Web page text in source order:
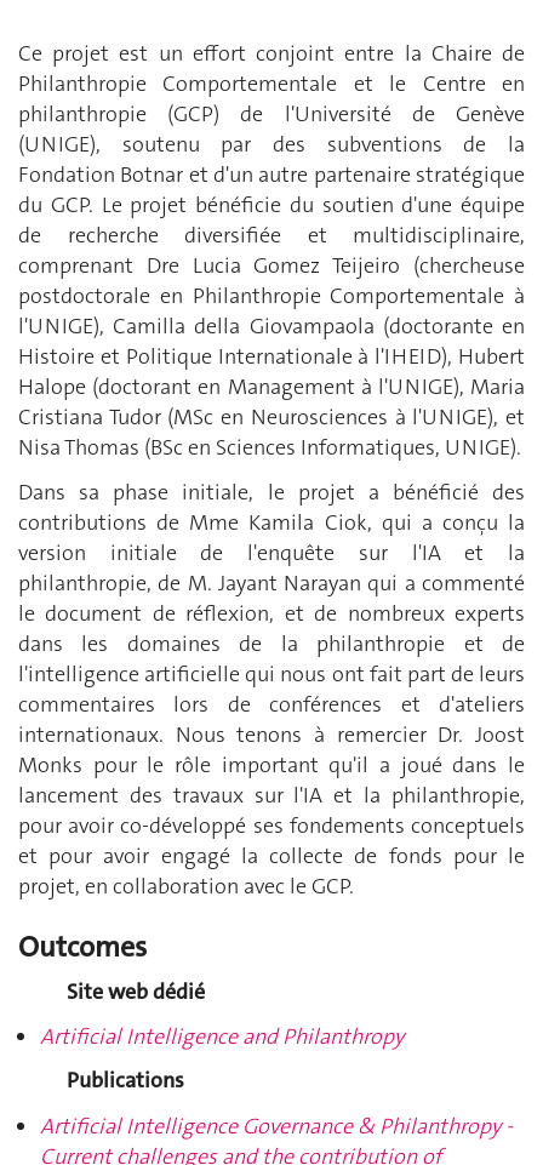
Ce projet est un effort conjoint entre la Chaire de
Philanthropie Comportementale et le Centre en
philanthropie (GCP) de l'Université de Genève
(UNIGE), soutenu par des subventions de la
Fondation Botnar et d'un autre partenaire stratégique
du GCP. Le projet bénéficie du soutien d'une équipe
de recherche diversifiée et multidisciplinaire,
comprenant Dre Lucia Gomez Teijeiro (chercheuse
postdoctorale en Philanthropie Comportementale à
l'UNIGE), Camilla della Giovampaola (doctorante en
Histoire et Politique Internationale à l'IHEID), Hubert
Halope (doctorant en Management à l'UNIGE), Maria
Cristiana Tudor (MSc en Neurosciences à l'UNIGE), et
Nisa Thomas (BSc en Sciences Informatiques, UNIGE).
Dans sa phase initiale, le projet a bénéficié des
contributions de Mme Kamila Ciok, qui a conçu la
version initiale de l'enquête sur l'IA et la
philanthropie, de M. Jayant Narayan qui a commenté
le document de réflexion, et de nombreux experts
dans les domaines de la philanthropie et de
l'intelligence artificielle qui nous ont fait part de leurs
commentaires lors de conférences et d'ateliers
internationaux. Nous tenons à remercier Dr. Joost
Monks pour le rôle important qu'il a joué dans le
lancement des travaux sur l'IA et la philanthropie,
pour avoir co-développé ses fondements conceptuels
et pour avoir engagé la collecte de fonds pour le
projet, en collaboration avec le GCP.
Outcomes
Site web dédié
Artificial Intelligence and Philanthropy
Publications
Artificial Intelligence Governance & Philanthropy -
Current challenges and the contribution of